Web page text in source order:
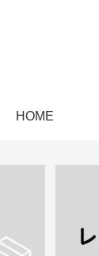
HOME